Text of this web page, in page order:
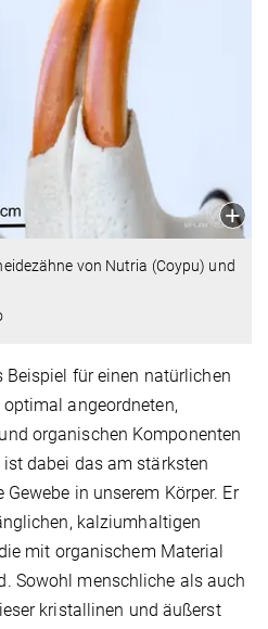
von Nutria (Coypu) und
für einen natürlichen
angeordneten,
organischen Komponenten
dabei das am stärksten
in unserem Körper. Er
kalziumhaltigen
mit organischem Material
Sowohl menschliche als auch
kristallinen und äußerst